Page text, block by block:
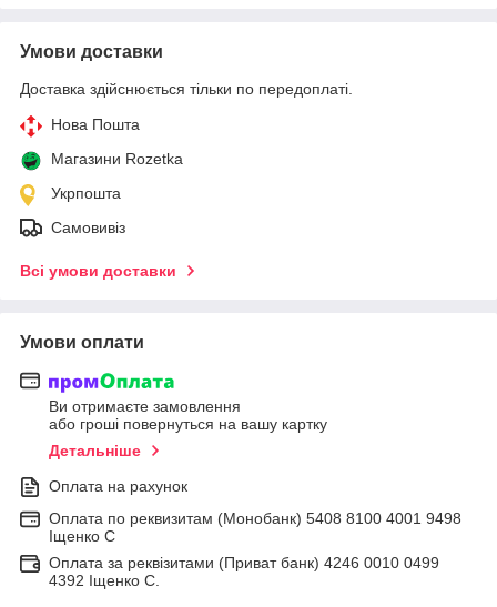
Умови доставки
Доставка здійснюється тільки по передоплаті.
Нова Пошта
Магазини Rozetka
Укрпошта
Самовивіз
Всі умови доставки
Умови оплати
Ви отримаєте замовлення
або гроші повернуться на вашу картку
Детальніше
Оплата на рахунок
Оплата по реквизитам (Монобанк) 5408 8100 4001 9498
Іщенко С
Оплата за реквізитами (Приват банк) 4246 0010 0499
4392 Іщенко С.